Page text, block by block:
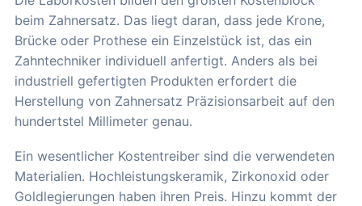
beim Zahnersatz. Das liegt daran, dass jede Krone,
Brücke oder Prothese ein Einzelstück ist, das ein
Zahntechniker individuell anfertigt. Anders als bei
industriell gefertigten Produkten erfordert die
Herstellung von Zahnersatz Präzisionsarbeit auf den
hundertstel Millimeter genau.
Ein wesentlicher Kostentreiber sind die verwendeten
Materialien. Hochleistungskeramik, Zirkonoxid oder
Goldlegierungen haben ihren Preis. Hinzu kommt der